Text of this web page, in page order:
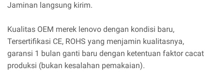
Jaminan langsung kirim.
Kualitas OEM merek lenovo dengan kondisi baru,
Tersertifikasi CE, ROHS yang menjamin kualitasnya,
garansi 1 bulan ganti baru dengan ketentuan faktor cacat
produksi (bukan kesalahan pemakaian).